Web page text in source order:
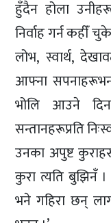
हुँदैन होला
निर्वाह गर्न कहीँ
लोभ, स्वार्थ,
आफ्ना
भोलि आउने
सन्तानहरूप्रति
उनका अपुष्ट
कुरा त्यति बुझिनँ
भने गहिरा छन्